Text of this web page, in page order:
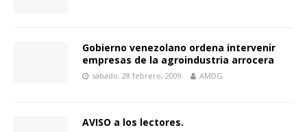
Gobierno venezolano ordena intervenir
empresas de la agroindustria arrocera
sábado, 28 febrero, 2009 AMDG
AVISO a los lectores.